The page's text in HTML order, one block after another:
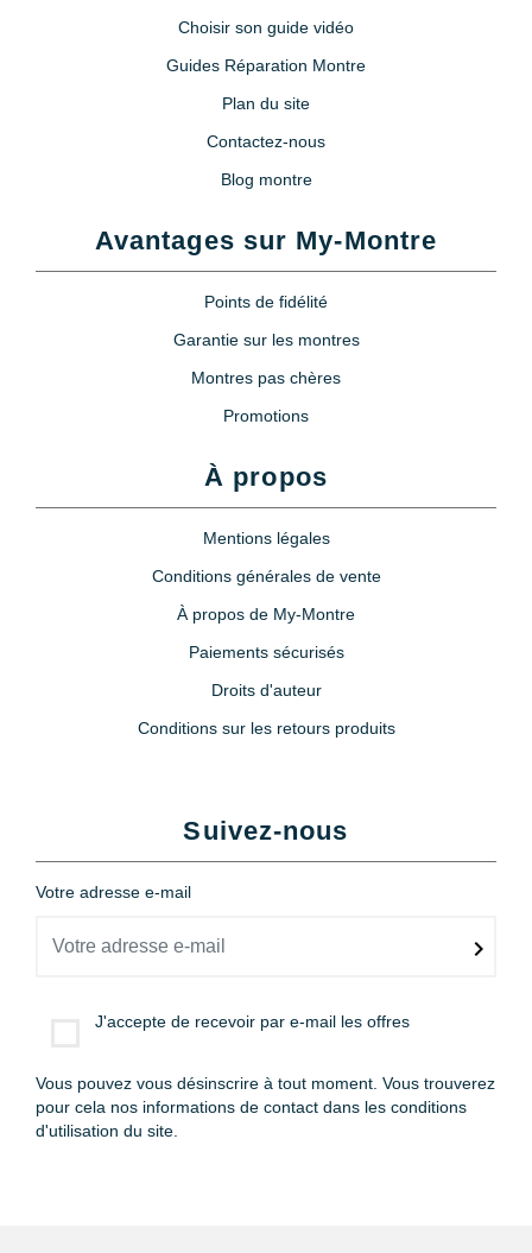
Choisir son guide vidéo
Guides Réparation Montre
Plan du site
Contactez-nous
Blog montre
Avantages sur My-Montre
Points de fidélité
Garantie sur les montres
Montres pas chères
Promotions
À propos
Mentions légales
Conditions générales de vente
À propos de My-Montre
Paiements sécurisés
Droits d'auteur
Conditions sur les retours produits
Suivez-nous
Votre adresse e-mail
J'accepte de recevoir par e-mail les offres
Vous pouvez vous désinscrire à tout moment. Vous trouverez
pour cela nos informations de contact dans les conditions
d'utilisation du site.